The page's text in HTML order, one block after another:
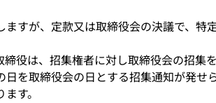
すが、定款又は取締役会の決議で、特
役は、招集権者に対し取締役会の招集
日を取締役会の日とする招集通知が発せ
す。